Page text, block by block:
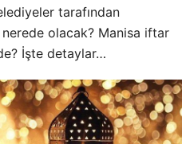
tarafından
olacak? Manisa iftar
İşte detaylar…